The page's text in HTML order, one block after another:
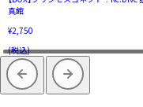
真館
¥2,750
(税込)